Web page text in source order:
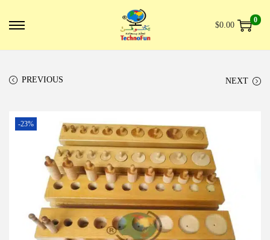
$0.00
0
PREVIOUS NEXT
-23%